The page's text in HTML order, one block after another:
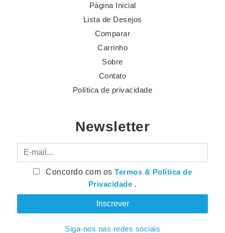
Página Inicial
Lista de Desejos
Comparar
Carrinho
Sobre
Contato
Política de privacidade
Newsletter
E-mail
Concordo com osTermos & Política de
Privacidade .
Siga-nos nas redes sociais